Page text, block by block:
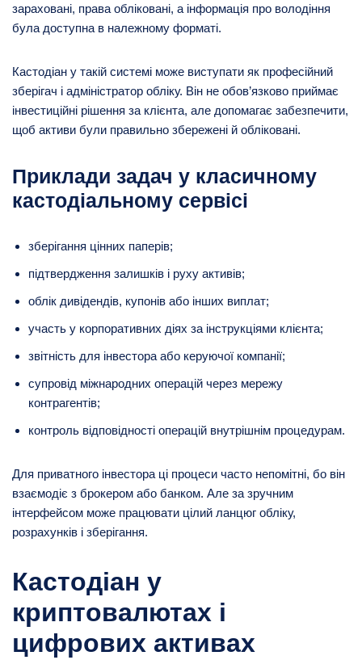
зараховані, права обліковані, а інформація про володіння
була доступна в належному форматі.
Кастодіан у такій системі може виступати як професійний
зберігач і адміністратор обліку. Він не обов’язково приймає
інвестиційні рішення за клієнта, але допомагає забезпечити,
щоб активи були правильно збережені й обліковані.
Приклади задач у класичному
кастодіальному сервісі
зберігання цінних паперів;
підтвердження залишків і руху активів;
облік дивідендів, купонів або інших виплат;
участь у корпоративних діях за інструкціями клієнта;
звітність для інвестора або керуючої компанії;
супровід міжнародних операцій через мережу
контрагентів;
контроль відповідності операцій внутрішнім процедурам.
Для приватного інвестора ці процеси часто непомітні, бо він
взаємодіє з брокером або банком. Але за зручним
інтерфейсом може працювати цілий ланцюг обліку,
розрахунків і зберігання.
Кастодіан у
криптовалютах і
цифрових активах